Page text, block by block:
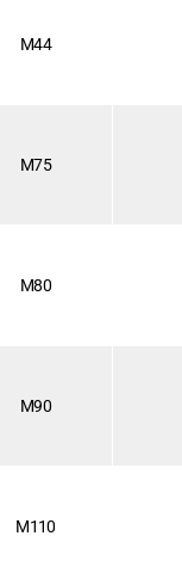
M44
M75
M80
M90
M110